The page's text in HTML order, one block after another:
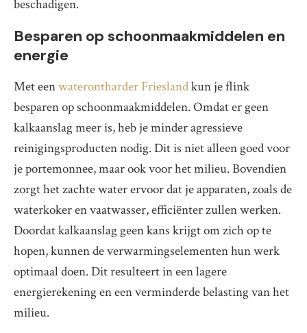
beschadigen.
Besparen op schoonmaakmiddelen en
energie
Met eenwaterontharder Frieslandkun je flink
besparen op schoonmaakmiddelen. Omdat er geen
kalkaanslag meer is, heb je minder agressieve
reinigingsproducten nodig. Dit is niet alleen goed voor
je portemonnee, maar ook voor het milieu. Bovendien
zorgt het zachte water ervoor dat je apparaten, zoals de
waterkoker en vaatwasser, efficiënter zullen werken.
Doordat kalkaanslag geen kans krijgt om zich op te
hopen, kunnen de verwarmingselementen hun werk
optimaal doen. Dit resulteert in een lagere
energierekening en een verminderde belasting van het
milieu.